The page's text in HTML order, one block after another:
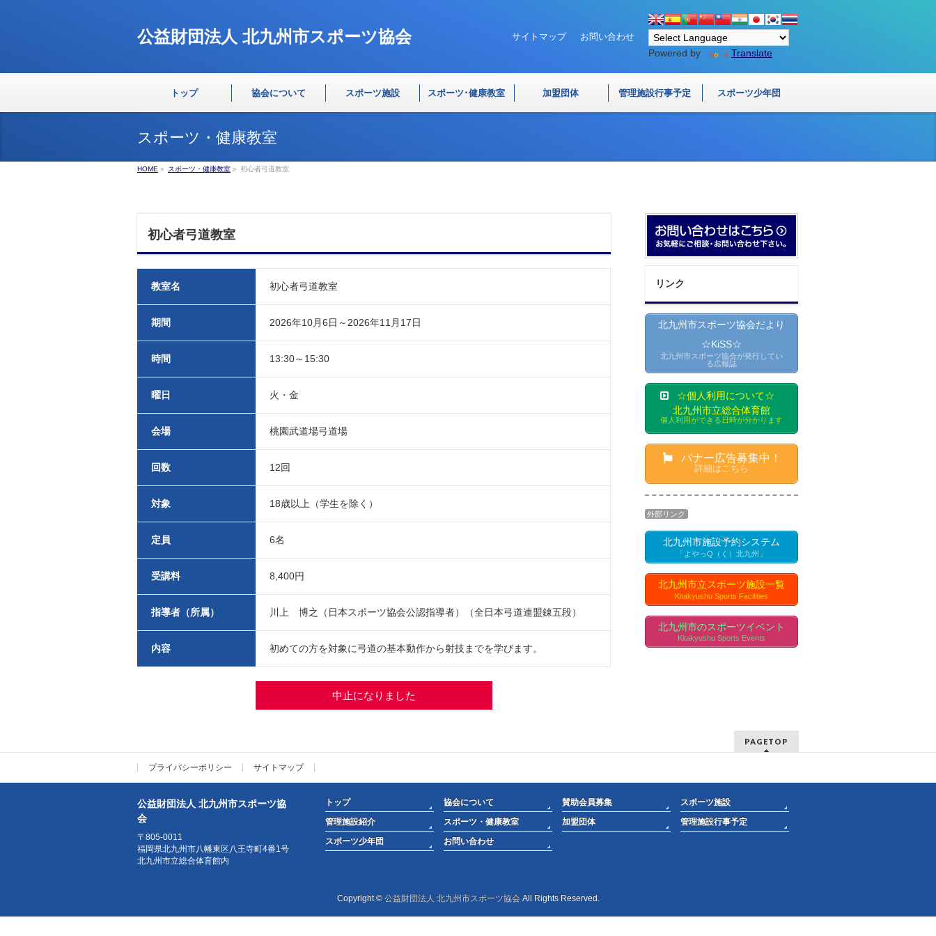
公益財団法人 北九州市スポーツ協会 サイトマップ お問い合わせ
Powered by Translate
トップ 協会について スポーツ施設 スポーツ･健康教室 加盟団体 管理施設行事予定 スポーツ少年団
スポーツ・健康教室
HOME » スポーツ・健康教室 » 初心者弓道教室
初心者弓道教室
教室名 初心者弓道教室
期間 2026年10月6日～2026年11月17日
時間 13:30～15:30
曜日 火・金
会場 桃園武道場弓道場
回数 12回
対象 18歳以上（学生を除く）
定員 6名
受講料 8,400円
指導者（所属） 川上 博之（日本スポーツ協会公認指導者）（全日本弓道連盟錬五段）
内容 初めての方を対象に弓道の基本動作から射技までを学びます。
中止になりました
リンク
北九州市スポーツ協会だより
☆KiSS☆
北九州市スポーツ協会が発行してい
る広報誌
☆個人利用について☆
北九州市立総合体育館
個人利用ができる日時が分かります
バナー広告募集中！
詳細はこちら
外部リンク
北九州市施設予約システム
「よやっQ（く）北九州」
北九州市立スポーツ施設一覧
Kitakyushu Sports Facilities
北九州市のスポーツイベント
Kitakyushu Sports Events
PAGETOP
プライバシーポリシー サイトマップ
公益財団法人 北九州市スポーツ協
会
〒805-0011
福岡県北九州市八幡東区八王寺町4番1号
北九州市立総合体育館内
トップ 協会について 賛助会員募集
スポーツ施設
管理施設紹介
スポーツ・健康教室 加盟団体
管理施設行事予定
スポーツ少年団
お問い合わせ
Copyright © 公益財団法人 北九州市スポーツ協会All Rights Reserved.